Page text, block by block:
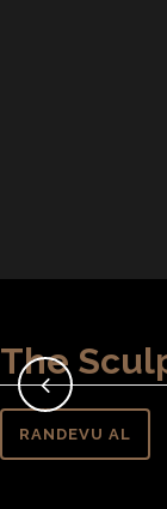
The
RANDEVU AL